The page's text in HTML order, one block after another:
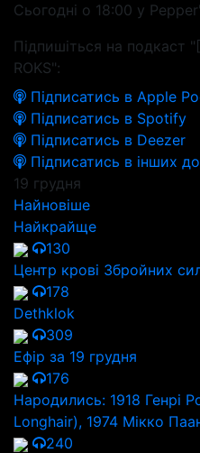
Сьогодні о 18:00 у
Підпишіться на
ROKS":
Підписатись в Apple
Підписатись в Spotify
Підписатись в Deezer
Підписатись в інших
19 грудня
Найновіше
Найкрайще
130
Центр крові Збройних
178
Dethklok
309
Ефір за 19 грудня
176
Народились: 1918 Генрі
Longhair), 1974 Мікко
240